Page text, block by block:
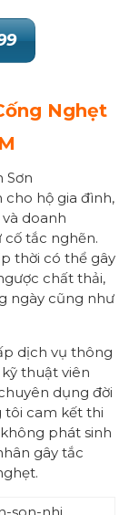
Nghẹt
Sơn
cho hộ gia đình,
doanh
tắc nghẽn.
thời có thể gây
chất thải,
ngày cũng như
dịch vụ thông
thuật viên
dụng đời
tôi cam kết thi
phát sinh
gây tắc